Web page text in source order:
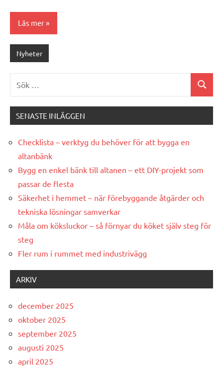
Läs mer
Nyheter
Sök
SENASTE INLÄGGEN
Checklista – verktyg du behöver för att bygga en
altanbänk
Bygg en enkel bänk till altanen – ett DIY-projekt som
passar de flesta
Säkerhet i hemmet – när förebyggande åtgärder och
tekniska lösningar samverkar
Måla om köksluckor – så förnyar du köket själv steg för
steg
Fler rum i rummet med industrivägg
ARKIV
december 2025
oktober 2025
september 2025
augusti 2025
april 2025